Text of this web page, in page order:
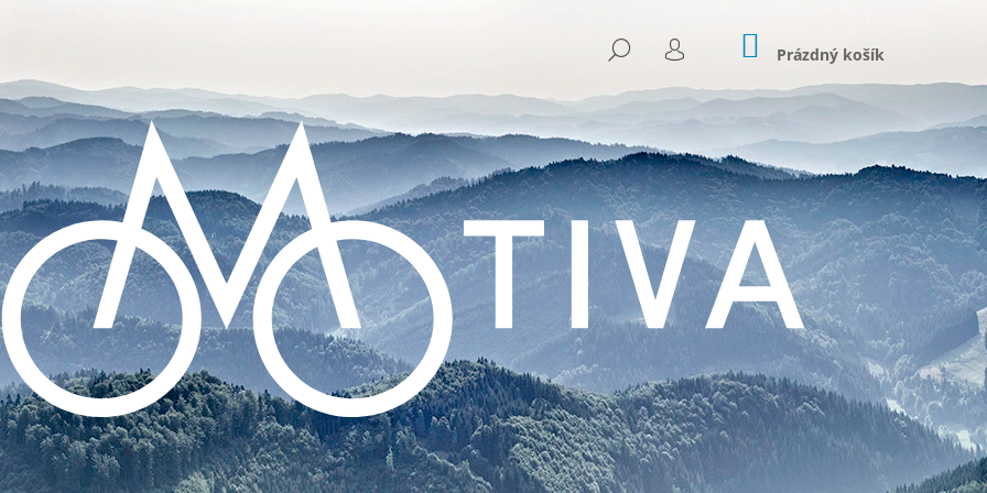
HLEDAT
PŘIHLÁŠENÍ
NÁKUPNÍ
KOŠÍK
Prázdný košík
CO POTŘEBUJETE NAJÍT?
HLEDAT
DOPORUČUJEME
SAMOLEPÍCÍCH ZÁPLAT NA DUŠE
Kč